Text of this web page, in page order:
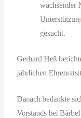
wachsender
gesucht.
Gerhard Heß
jährlichen
Danach bedankte
Vorstands bei